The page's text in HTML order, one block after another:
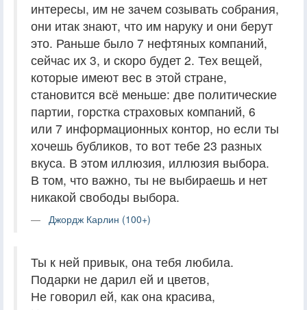
интересы, им не зачем созывать собрания,
они итак знают, что им наруку и они берут
это. Раньше было 7 нефтяных компаний,
сейчас их 3, и скоро будет 2. Тех вещей,
которые имеют вес в этой стране,
становится всё меньше: две политические
партии, горстка страховых компаний, 6
или 7 информационных контор, но если ты
хочешь бубликов, то вот тебе 23 разных
вкуса. В этом иллюзия, иллюзия выбора.
В том, что важно, ты не выбираешь и нет
никакой свободы выбора.
Джордж Карлин (100+)
Ты к ней привык, она тебя любила.
Подарки не дарил ей и цветов,
Не говорил ей, как она красива,